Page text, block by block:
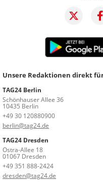
Unsere Redaktionen direkt
TAG24 Berlin
Schönhauser Allee 36
10435 Berlin
+49 30 120880900
berlin@tag24.de
TAG24 Dresden
Ostra-Allee 18
01067 Dresden
+49 351 888-2424
dresden@tag24.de